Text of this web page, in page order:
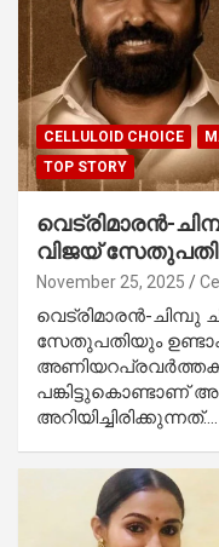
CELLULOID CHOICE
TOP STORY
വെട്രിമാരൻ-
വിജയ്
November 25, 2025
വെട്രിമാരൻ-
സേതുപതിയും
പങ്കിട്ടുകൊണ്ടാണ്
അറിയിച്ചിരിക്കുന്നത്.…